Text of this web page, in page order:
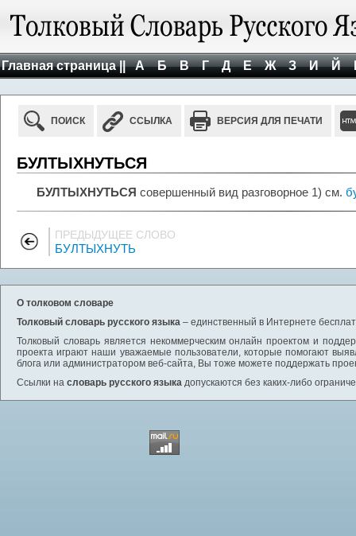
Главная страница || А Б В Г Д Е Ж З И Й
ПОИСК ССЫЛКА ВЕРСИЯ ДЛЯ ПЕЧАТИ
БУЛТЫХНУТЬСЯ
БУЛТЫХНУТЬСЯ совершенный вид разговорное 1) см.
ПРЕДЫДУЩЕЕ СЛОВО
БУЛТЫХНУТЬ
О толковом словаре
Толковый словарь русского языка – единственный в Интернете
Толковый словарь является некоммерческим онлайн проектом и
проекта играют наши уважаемые пользователи, которые помогают
блога или администратором веб-сайта, Вы тоже можете поддержать
Ссылки на словарь русского языка допускаются без каких-либо